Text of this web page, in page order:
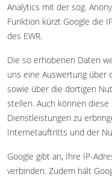
Analytics mit der sog.
Funktion kürzt Google die
des EWR.
Die so erhobenen Daten
uns eine Auswertung
sowie über die dortigen
stellen. Auch können
Dienstleistungen zu
Internetauftritts und der
Google gibt an, Ihre IP-
verbinden. Zudem hält